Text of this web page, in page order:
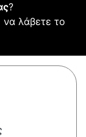
?
να λάβετε το